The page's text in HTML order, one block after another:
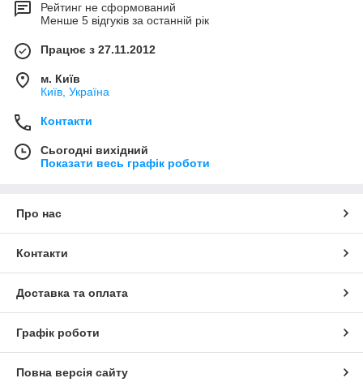
Рейтинг не сформований
Менше 5 відгуків за останній рік
Працює з 27.11.2012
м. Київ
Київ, Україна
Контакти
Сьогодні вихідний
Показати весь графік роботи
Про нас
Контакти
Доставка та оплата
Графік роботи
Повна версія сайту